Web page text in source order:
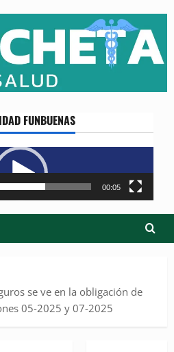
FUNBUENAS
Reproductor
de
vídeo
00:05
se ve en la obligación de
05-2025 y 07-2025